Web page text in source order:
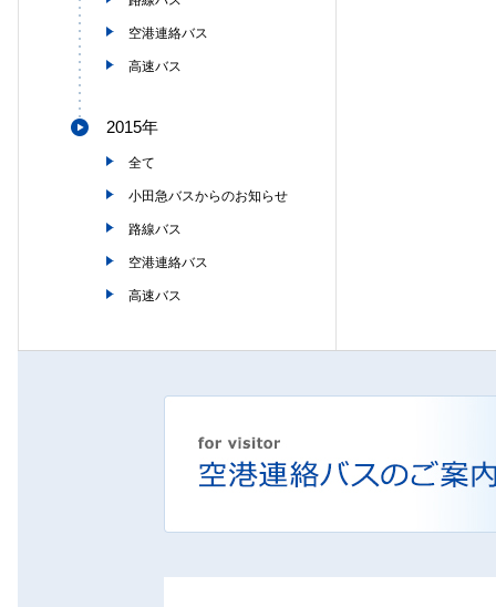
空港連絡バス
高速バス
2015年
全て
小田急バスからのお知らせ
路線バス
空港連絡バス
高速バス